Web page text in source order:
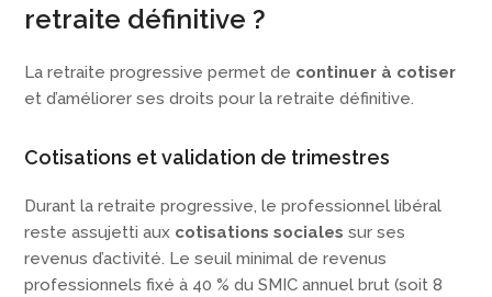
retraite définitive ?
La retraite progressive permet de continuer à cotiser
et d’améliorer ses droits pour la retraite définitive.
Cotisations et validation de trimestres
Durant la retraite progressive, le professionnel libéral
reste assujetti aux cotisations sociales sur ses
revenus d’activité. Le seuil minimal de revenus
professionnels fixé à 40 % du SMIC annuel brut (soit 8